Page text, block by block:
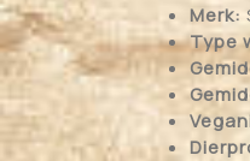
Merk:
Type